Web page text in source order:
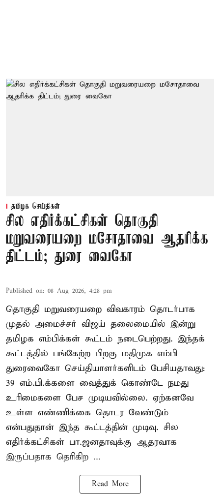
தமிழக செய்திகள்
சில எதிர்க்கட்சிகள் தொகுதி
மறுவரையறை மசோதாவை ஆதரிக்க
திட்டம்; துரை வைகோ
Published on: 08 Aug 2026, 4:28 pm
தொகுதி மறுவரையறை விவகாரம் தொடர்பாக
முதல் அமைச்சர் விஜய் தலைமையில் இன்று
தமிழக எம்பிக்கள் கூட்டம் நடைபெற்றது. இந்தக்
கூட்டத்தில் பங்கேற்ற பிறகு மதிமுக எம்பி
துரைவைகோ செய்தியாளர்களிடம் பேசியதாவது:
39 எம்.பி.க்களை வைத்துக் கொண்டே நமது
உரிமைகளை பேச முடியவில்லை. ஏற்கனவே
உள்ள எண்ணிக்கை தொடர வேண்டும்
என்பதுதான் இந்த கூட்டத்தின் முடிவு. சில
எதிர்க்கட்சிகள் பா.ஜனதாவுக்கு ஆதரவாக
இருப்பதாக தெரிகிற ...
Read More